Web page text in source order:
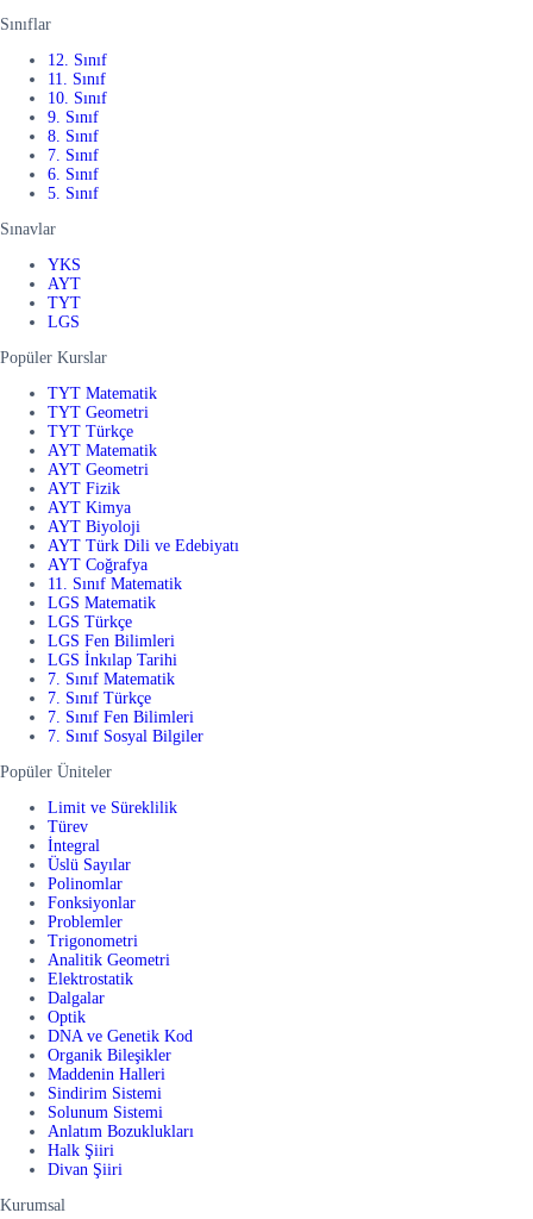
Sınıflar
12. Sınıf
11. Sınıf
10. Sınıf
9. Sınıf
8. Sınıf
7. Sınıf
6. Sınıf
5. Sınıf
Sınavlar
YKS
AYT
TYT
LGS
Popüler Kurslar
TYT Matematik
TYT Geometri
TYT Türkçe
AYT Matematik
AYT Geometri
AYT Fizik
AYT Kimya
AYT Biyoloji
AYT Türk Dili ve Edebiyatı
AYT Coğrafya
11. Sınıf Matematik
LGS Matematik
LGS Türkçe
LGS Fen Bilimleri
LGS İnkılap Tarihi
7. Sınıf Matematik
7. Sınıf Türkçe
7. Sınıf Fen Bilimleri
7. Sınıf Sosyal Bilgiler
Popüler Üniteler
Limit ve Süreklilik
Türev
İntegral
Üslü Sayılar
Polinomlar
Fonksiyonlar
Problemler
Trigonometri
Analitik Geometri
Elektrostatik
Dalgalar
Optik
DNA ve Genetik Kod
Organik Bileşikler
Maddenin Halleri
Sindirim Sistemi
Solunum Sistemi
Anlatım Bozuklukları
Halk Şiiri
Divan Şiiri
Kurumsal